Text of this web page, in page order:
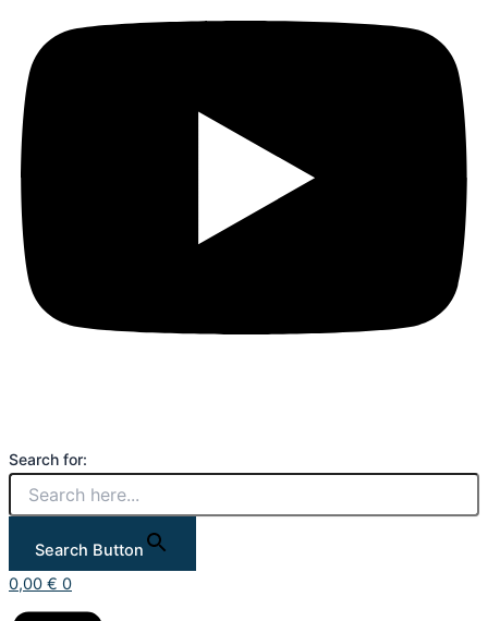
Search for:
Search Button
0,00 € 0